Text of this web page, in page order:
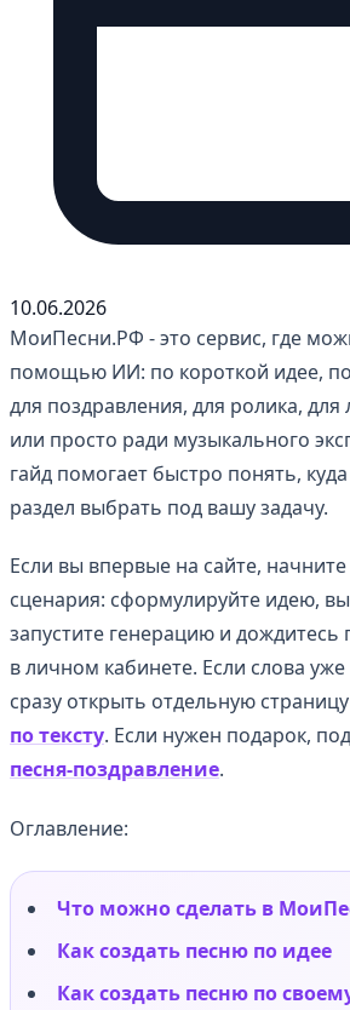
10.06.2026
МоиПесни.РФ - это сервис, где
помощью ИИ: по короткой идее, по
для поздравления, для ролика, для
или просто ради музыкального
гайд помогает быстро понять,
раздел выбрать под вашу задачу.
Если вы впервые на сайте, начните
сценария: сформулируйте идею,
запустите генерацию и дождитесь
в личном кабинете. Если слова
сразу открыть отдельную страницу
по тексту. Если нужен подарок,
песня-поздравление.
Оглавление:
Что можно сделать в
Как создать песню по идее
Как создать песню по